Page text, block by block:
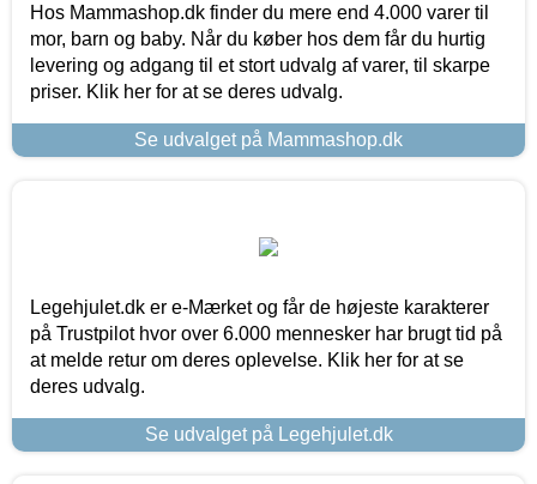
Hos Mammashop.dk finder du mere end 4.000 varer til
mor, barn og baby. Når du køber hos dem får du hurtig
levering og adgang til et stort udvalg af varer, til skarpe
priser. Klik her for at se deres udvalg.
Se udvalget på Mammashop.dk
Legehjulet.dk er e-Mærket og får de højeste karakterer
på Trustpilot hvor over 6.000 mennesker har brugt tid på
at melde retur om deres oplevelse. Klik her for at se
deres udvalg.
Se udvalget på Legehjulet.dk